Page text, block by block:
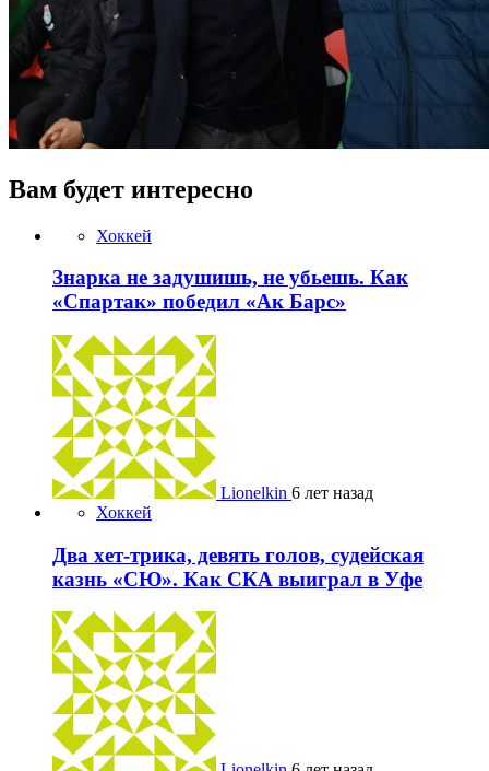
Вам будет интересно
Хоккей
Знарка не задушишь, не убьешь. Как
«Спартак» победил «Ак Барс»
Lionelkin 6 лет назад
Хоккей
Два хет-трика, девять голов, судейская
казнь «СЮ». Как СКА выиграл в Уфе